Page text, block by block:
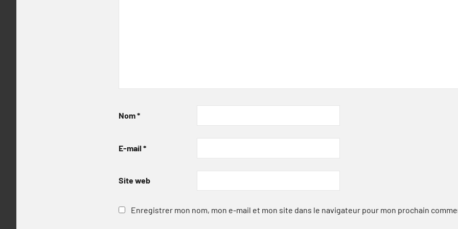
Nom*
E-mail *
Site web
Enregistrer mon nom, mon e-mail et mon site dans le navigateur pour mon prochain